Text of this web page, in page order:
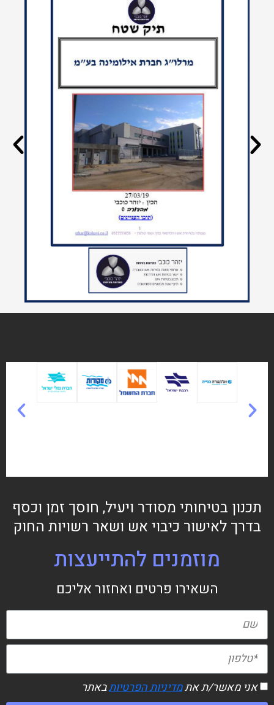
תכנון בטיחותי מסודר ויעיל, חוסך זמן וכסף
בדרך לאישור כיבוי אש ושאר רשויות החוק
מוזמנים להתייעצות
השאירו פרטים ואחזור אליכם
אני מאשר/ת אתמדיניות הפרטיותבאתר